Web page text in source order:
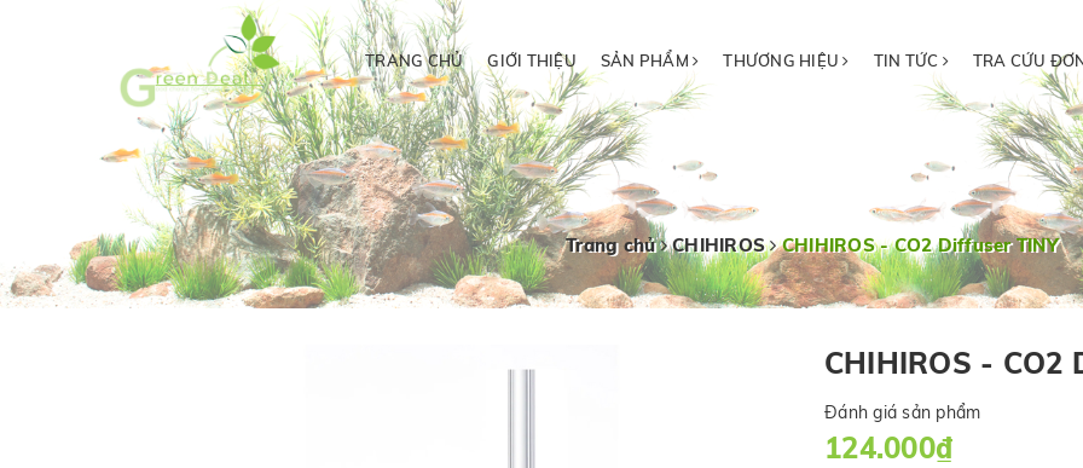
TRANG CHỦ GIỚI THIỆU SẢN PHẨM THƯƠNG HIỆU TIN TỨC TRA CỨU
Trang chủ CHIHIROS CHIHIROS - CO2 Diffuser TINY
CHIHIROS - CO2
Đánh giá sản phẩm
124.000₫